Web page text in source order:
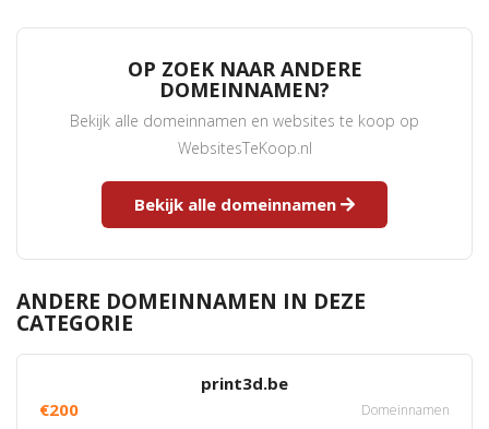
OP ZOEK NAAR ANDERE
DOMEINNAMEN?
Bekijk alle domeinnamen en websites te koop op
WebsitesTeKoop.nl
Bekijk alle domeinnamen
ANDERE DOMEINNAMEN IN DEZE
CATEGORIE
print3d.be
€200
Domeinnamen